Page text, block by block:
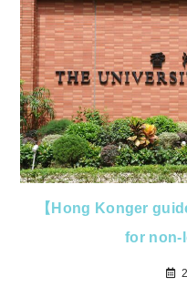
【Hong Konger
for non-